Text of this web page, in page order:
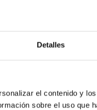
Detalles
el contenido y
sobre el uso que
se ablanda barras de
de ultrasonido que
centímetros, como